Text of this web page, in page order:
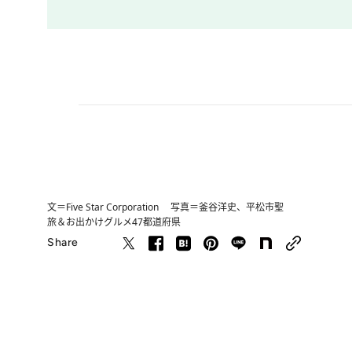
文＝Five Star Corporation 写真＝釜谷洋史、平松市聖
旅＆お出かけグルメ47都道府県
Share